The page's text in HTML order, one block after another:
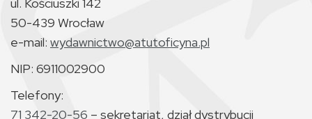
ul. Kościuszki 142
50-439 Wrocław
e-mail: wydawnictwo@atutoficyna.pl
NIP: 6911002900
Telefony:
71 342-20-56 – sekretariat, dział dystrybucji